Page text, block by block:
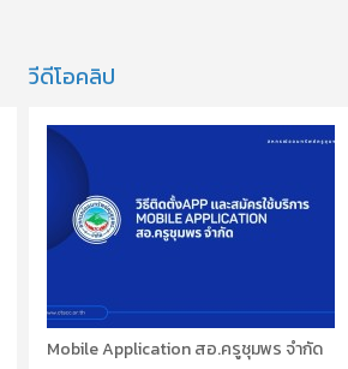
วีดีโอคลิป
Mobile Application สอ.ครูชุมพร จำกัด